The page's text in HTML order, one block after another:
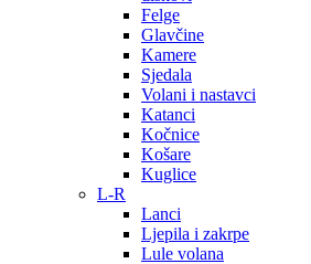
Felge
Glavčine
Kamere
Sjedala
Volani i nastavci
Katanci
Kočnice
Košare
Kuglice
L-R
Lanci
Ljepila i zakrpe
Lule volana